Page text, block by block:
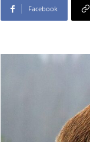
Facebook